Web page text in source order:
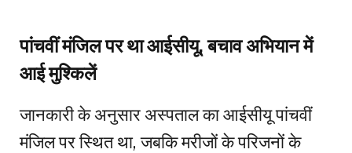
पांचवीं मंजिल पर था आईसीयू, बचाव अभियान में
आई मुश्किलें
जानकारी के अनुसार अस्पताल का आईसीयू पांचवीं
मंजिल पर स्थित था, जबकि मरीजों के परिजनों के